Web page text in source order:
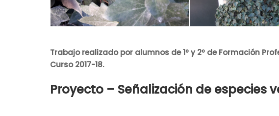
Trabajo realizado por alumnos de 1º y 2º de Formación
Curso 2017-18.
Proyecto – Señalización de especies